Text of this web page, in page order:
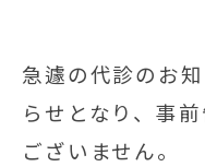
急遽の代診のお
らせとなり、事
ございません。